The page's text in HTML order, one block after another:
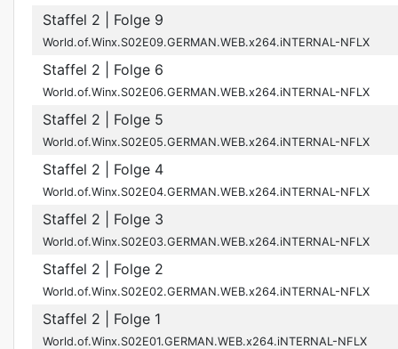
Staffel 2 | Folge 9
World.of.Winx.S02E09.GERMAN.WEB.x264.iNTERNAL-NFLX
Staffel 2 | Folge 6
World.of.Winx.S02E06.GERMAN.WEB.x264.iNTERNAL-NFLX
Staffel 2 | Folge 5
World.of.Winx.S02E05.GERMAN.WEB.x264.iNTERNAL-NFLX
Staffel 2 | Folge 4
World.of.Winx.S02E04.GERMAN.WEB.x264.iNTERNAL-NFLX
Staffel 2 | Folge 3
World.of.Winx.S02E03.GERMAN.WEB.x264.iNTERNAL-NFLX
Staffel 2 | Folge 2
World.of.Winx.S02E02.GERMAN.WEB.x264.iNTERNAL-NFLX
Staffel 2 | Folge 1
World.of.Winx.S02E01.GERMAN.WEB.x264.iNTERNAL-NFLX